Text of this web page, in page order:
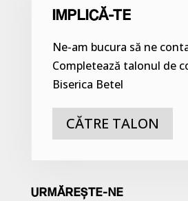
IMPLICĂ-TE
Ne-am bucura să ne
Completează talonul de
Biserica Betel
CĂTRE TALON
URMĂREȘTE-NE